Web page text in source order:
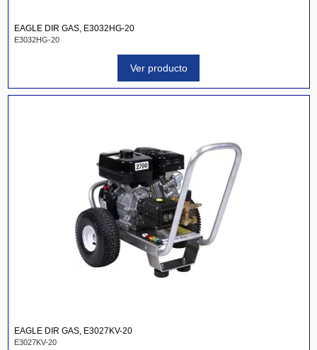
EAGLE DIR GAS, E3032HG-20
E3032HG-20
Ver producto
EAGLE DIR GAS, E3027KV-20
E3027KV-20